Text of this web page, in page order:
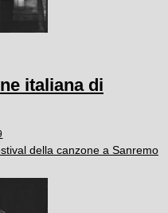
italiana di
della canzone a Sanremo